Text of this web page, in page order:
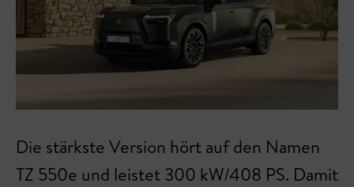
Die stärkste Version hört auf den Namen
TZ 550e und leistet 300 kW/408 PS. Damit